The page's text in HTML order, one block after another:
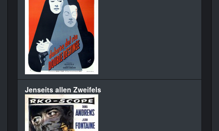
Jenseits allen Zweifels